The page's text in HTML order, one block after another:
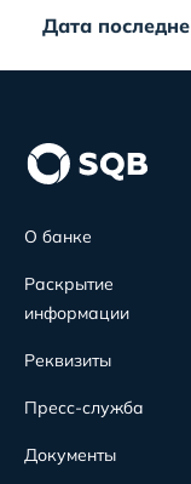
Дата
О банке
Раскрытие
информации
Реквизиты
Пресс-служба
Документы